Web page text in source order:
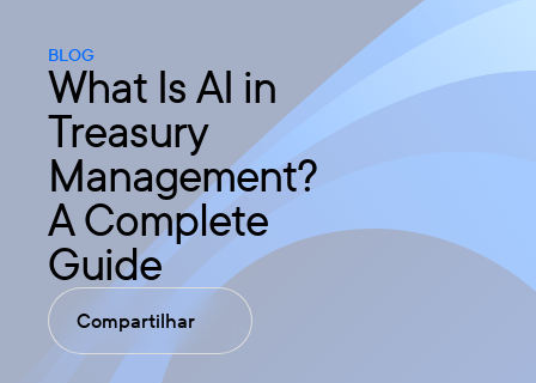
BLOG
What Is AI in
Treasury
Management?
A Complete
Guide
Compartilhar